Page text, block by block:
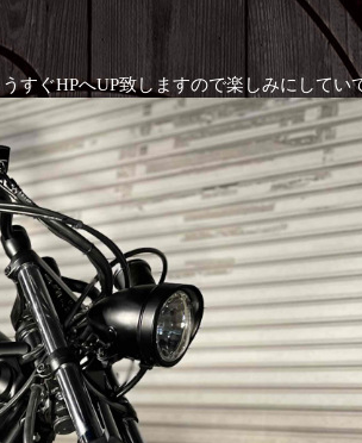
すぐHPへUP致しますので楽しみにして